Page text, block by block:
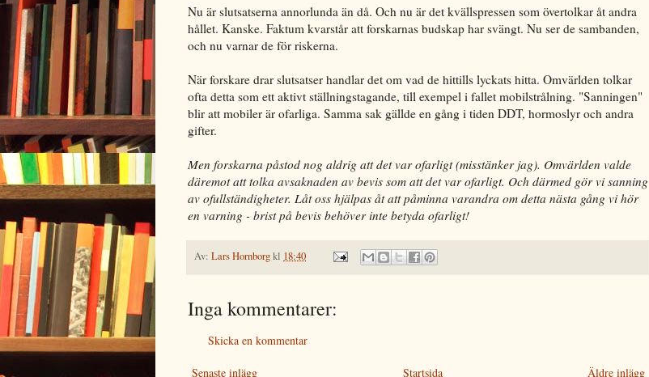
Nu är slutsatserna annorlunda än då. Och nu är det kvällspressen som övertolkar åt andra
hållet. Kanske. Faktum kvarstår att forskarnas budskap har svängt. Nu ser de sambanden,
och nu varnar de för riskerna.
När forskare drar slutsatser handlar det om vad de hittills lyckats hitta. Omvärlden tolkar
ofta detta som ett aktivt ställningstagande, till exempel i fallet mobilstrålning. "Sanningen"
blir att mobiler är ofarliga. Samma sak gällde en gång i tiden DDT, hormoslyr och andra
gifter.
Men forskarna påstod nog aldrig att det var ofarligt (misstänker jag). Omvärlden valde
däremot att tolka avsaknaden av bevis som att det var ofarligt. Och därmed gör vi sanning
av ofullständigheter. Låt oss hjälpas åt att påminna varandra om detta nästa gång vi hör
en varning - brist på bevis behöver inte betyda ofarligt!
Av: Lars Hornborgkl 18:40
Inga kommentarer:
Skicka en kommentar
Senaste inlägg Äldre inlägg
Startsida